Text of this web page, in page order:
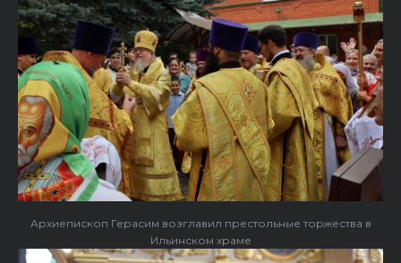
Архиепископ Герасим возглавил престольные торжества в
Ильинском храме